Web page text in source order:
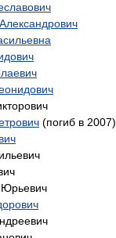
(погиб в 2007)